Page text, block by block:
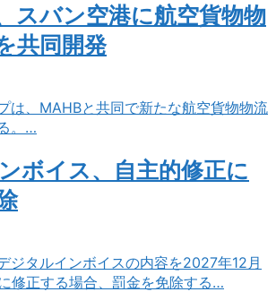
スバン空港に航空貨物物
共同開発
は、MAHBと共同で新たな航空貨物物流
。…
ボイス、自主的修正に
ジタルインボイスの内容を2027年12月
修正する場合、罰金を免除する…